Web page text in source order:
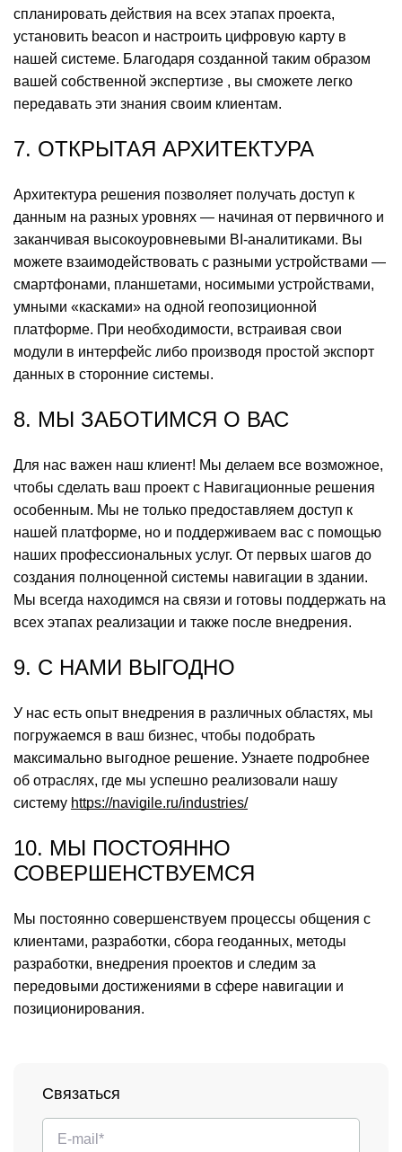
спланировать действия на всех этапах проекта,
установить beacon и настроить цифровую карту в
нашей системе. Благодаря созданной таким образом
вашей собственной экспертизе , вы сможете легко
передавать эти знания своим клиентам.
7. ОТКРЫТАЯ АРХИТЕКТУРА
Архитектура решения позволяет получать доступ к
данным на разных уровнях — начиная от первичного и
заканчивая высокоуровневыми BI-аналитиками. Вы
можете взаимодействовать с разными устройствами —
смартфонами, планшетами, носимыми устройствами,
умными «касками» на одной геопозиционной
платформе. При необходимости, встраивая свои
модули в интерфейс либо производя простой экспорт
данных в сторонние системы.
8. МЫ ЗАБОТИМСЯ О ВАС
Для нас важен наш клиент! Мы делаем все возможное,
чтобы сделать ваш проект с Навигационные решения
особенным. Мы не только предоставляем доступ к
нашей платформе, но и поддерживаем вас с помощью
наших профессиональных услуг. От первых шагов до
создания полноценной системы навигации в здании.
Мы всегда находимся на связи и готовы поддержать на
всех этапах реализации и также после внедрения.
9. С НАМИ ВЫГОДНО
У нас есть опыт внедрения в различных областях, мы
погружаемся в ваш бизнес, чтобы подобрать
максимально выгодное решение. Узнаете подробнее
об отраслях, где мы успешно реализовали нашу
систему https://navigile.ru/industries/
10. МЫ ПОСТОЯННО
СОВЕРШЕНСТВУЕМСЯ
Мы постоянно совершенствуем процессы общения с
клиентами, разработки, сбора геоданных, методы
разработки, внедрения проектов и следим за
передовыми достижениями в сфере навигации и
позиционирования.
Связаться